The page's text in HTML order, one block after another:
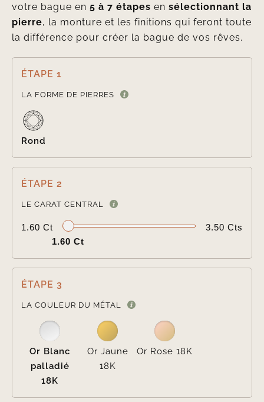
votre bague en 5 à 7 étapes en sélectionnant la
pierre, la monture et les finitions qui feront toute
la différence pour créer la bague de vos rêves.
ÉTAPE 1
LA FORME DE PIERRES
Rond
ÉTAPE 2
LE CARAT CENTRAL
1.60 Ct
3.50 Cts
1.60 Ct
ÉTAPE 3
LA COULEUR DU MÉTAL
Or Blanc
palladié
18K
Or Jaune
18K
Or Rose 18K